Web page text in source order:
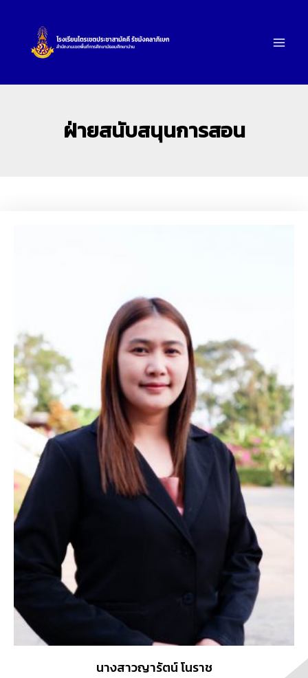
content
ฝ่ายสนับสนุนการสอน
นางสาวญารัตน์ โนราช